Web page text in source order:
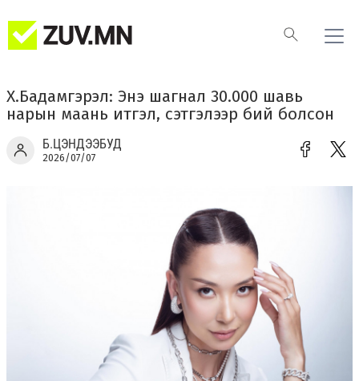
Х.Бадамгэрэл: Энэ шагнал 30.000 шавь
нарын маань итгэл, сэтгэлээр бий болсон
Б.ЦЭНДЭЭБУД
2026/07/07